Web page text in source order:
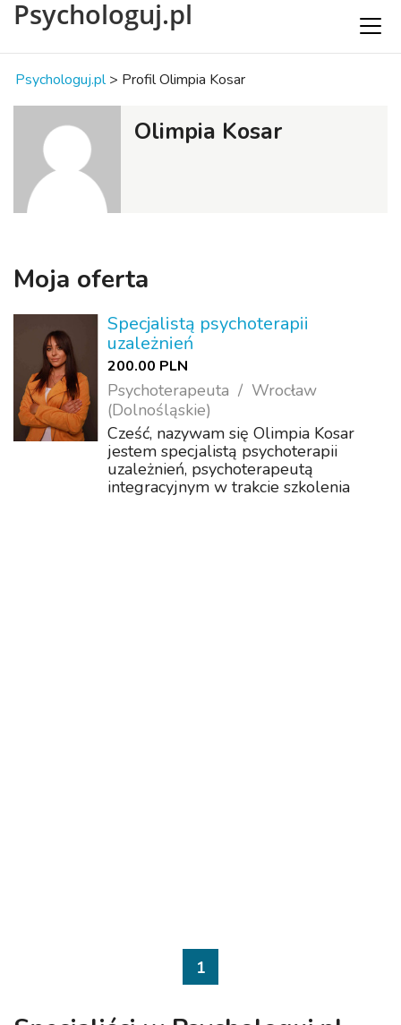
Psychologuj.pl
Psychologuj.pl > Profil Olimpia Kosar
Olimpia Kosar
Moja oferta
Specjalistą psychoterapii
uzależnień
200.00 PLN
Psychoterapeuta
Wrocław
(Dolnośląskie)
Cześć, nazywam się Olimpia Kosar
jestem specjalistą psychoterapii
uzależnień, psychoterapeutą
integracyjnym w trakcie szkolenia
1